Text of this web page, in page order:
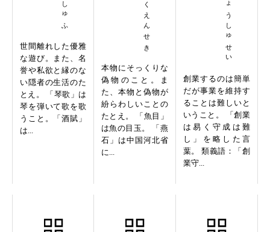
世間離れした優雅
な遊び。また、名
誉や私欲と縁のな
い隠者の生活のた
とえ。 「琴歌」は
琴を弾いて歌を歌
うこと。「酒賦」
は...
本物にそっくりな
偽物のこと。ま
た、本物と偽物が
紛らわしいことの
たとえ。 「魚目」
は魚の目玉。 「燕
石」は中国河北省
に...
創業するのは簡単
だが事業を維持す
ることは難しいと
いうこと。 「創業
は易く守成は難
し」を略した言
葉。 類義語：「創
業守...